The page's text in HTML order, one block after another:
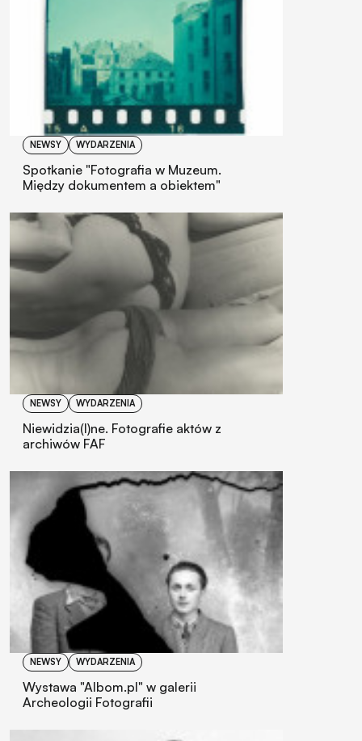
NEWSY WYDARZENIA
Spotkanie "Fotografia w Muzeum.
Między dokumentem a obiektem"
NEWSY WYDARZENIA
Niewidzia(l)ne. Fotografie aktów z
archiwów FAF
NEWSY WYDARZENIA
Wystawa "Albom.pl" w galerii
Archeologii Fotografii